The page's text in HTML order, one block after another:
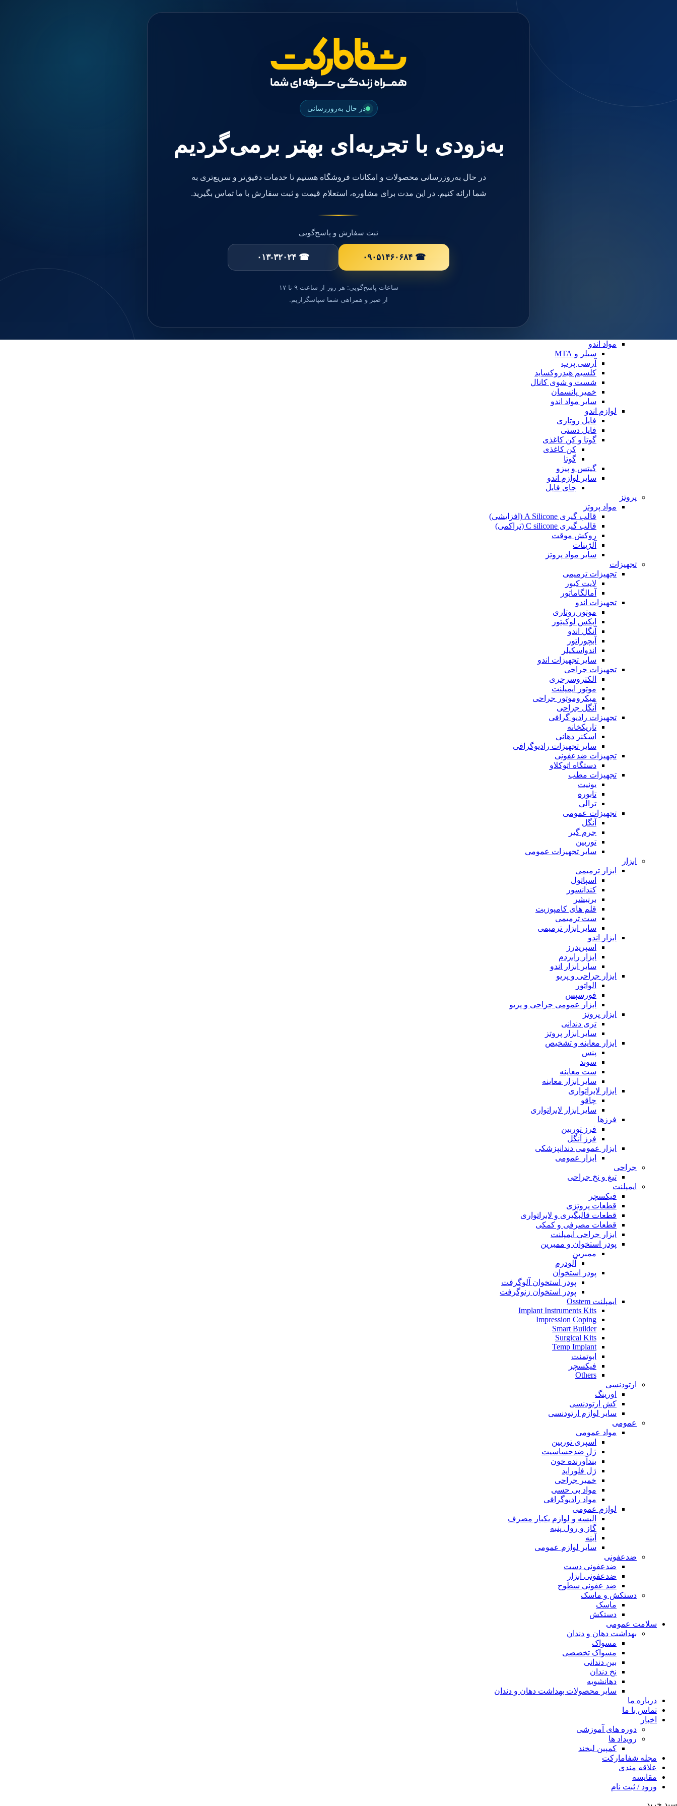
در حال به‌روزرسانی
به‌زودی با تجربه‌ای بهتر برمی‌گردیم
در حال به‌روزرسانی محصولات و امکانات فروشگاه هستیم تا خدمات دقیق‌تر و سریع‌تری به
شما ارائه کنیم. در این مدت برای مشاوره، استعلام قیمت و ثبت سفارش با ما تماس بگیرید.
ثبت سفارش و پاسخ‌گویی
☎ ۰۹۰۵۱۴۶۰۶۸۴ ☎ ۰۱۳-۳۲۰۲۴
ساعات پاسخ‌گویی: هر روز از ساعت ۹ تا ۱۷
از صبر و همراهی شما سپاسگزاریم.
کاپ و مولت پرداخت
مواد اندو
سیلر و MTA
آرسی پرپ
کلسیم هیدروکساید
شست و شوی کانال
خمیر پانسمان
سایر مواد اندو
لوازم اندو
فایل روتاری
فایل دستی
گوتا و کن کاغذی
کن کاغذی
گوتا
گیتس و پیزو
سایر لوازم اندو
جای فایل
پروتز
مواد پروتز
قالب گیری A Silicone (افزایشی)
قالب گیری C silicone (تراکمی)
روکش موقت
آلژینات
سایر مواد پروتز
تجهیزات
تجهیزات ترمیمی
لایت کیور
آمالگاماتور
تجهیزات اندو
موتور روتاری
اپکس لوکیتور
آنگل اندو
آبچوراتور
اندواسکیلر
سایر تجهیزات اندو
تجهیزات جراحی
الکتروسرجری
موتور ایمپلنت
میکروموتور جراحی
آنگل جراحی
تجهیزات رادیو گرافی
تاریکخانه
اسکنر دهانی
سایر تجهیزات رادیوگرافی
تجهیزات ضدعفونی
دستگاه اتوکلاو
تجهیزات مطب
یونیت
تابوره
ترالی
تجهیزات عمومی
آنگل
جرم گیر
توربین
سایر تجهیزات عمومی
ابزار
ابزار ترمیمی
اسپاتول
کندانسور
برنیشر
قلم های کامپوزیت
ست ترمیمی
سایر ابزار ترمیمی
ابزار اندو
اسپریدرز
ابزار رابردم
سایر ابزار اندو
ابزار جراحی و پریو
الواتور
فورسپس
ابزار عمومی جراحی و پریو
ابزار پروتز
تری دندانی
سایر ابزار پروتز
ابزار معاینه و تشخیص
پنس
سوند
ست معاینه
سایر ابزار معاینه
ابزار لابراتواری
چاقو
سایر ابزار لابراتواری
فرزها
فرز توربین
فرز آنگل
ابزار عمومی دندانپزشکی
ابزار عمومی
جراحی
تیغ و نخ جراحی
ایمپلنت
فیکسچر
قطعات پروتزی
قطعات قالبگیری و لابراتواری
قطعات مصرفی و کمکی
ابزار جراحی ایمپلنت
پودر استخوان و ممبرین
ممبرین
آلودرم
پودر استخوان
پودر استخوان آلوگرفت
پودر استخوان زنوگرفت
ایمپلنت Osstem
Implant Instruments Kits
Impression Coping
Smart Builder
Surgical Kits
Temp Implant
ابوتمنت
فیکسچر
Others
ارتودنسی
اورینگ
کش ارتودنسی
سایر لوازم ارتودنسی
عمومی
مواد عمومی
اسپری توربین
ژل ضدحساسیت
بندآورنده خون
ژل فلوراید
خمیر جراحی
مواد بی حسی
مواد رادیوگرافی
لوازم عمومی
البسه و لوازم یکبار مصرف
گاز و رول پنبه
آینه
سایر لوازم عمومی
ضدعفونی
ضدعفونی دست
ضدعفونی ابزار
ضد عفونی سطوح
دستکش و ماسک
ماسک
دستکش
سلامت عمومی
بهداشت دهان و دندان
مسواک
مسواک تخصصی
بین دندانی
نخ دندان
دهانشویه
سایر محصولات بهداشت دهان و دندان
درباره ما
تماس با ما
اخبار
دوره های آموزشی
رویداد ها
کمپین لبخند
مجله شفامارکت
علاقه مندی
مقایسه
ورود / ثبت نام
سبد خرید